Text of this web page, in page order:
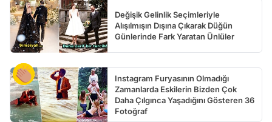
Değişik Gelinlik Seçimleriyle
Alışılmışın Dışına Çıkarak Düğün
Günlerinde Fark Yaratan Ünlüler
Instagram Furyasının Olmadığı
Zamanlarda Eskilerin Bizden Çok
Daha Çılgınca Yaşadığını Gösteren 36
Fotoğraf